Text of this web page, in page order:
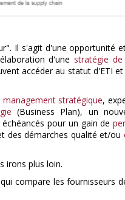
Il s'agit d'une opportunité
d'une stratégie de
accéder au statut d'ETI
stratégique,
(Business Plan), un
pour un gain de
des démarches qualité et/ou
irons plus loin.
compare les fournisseurs